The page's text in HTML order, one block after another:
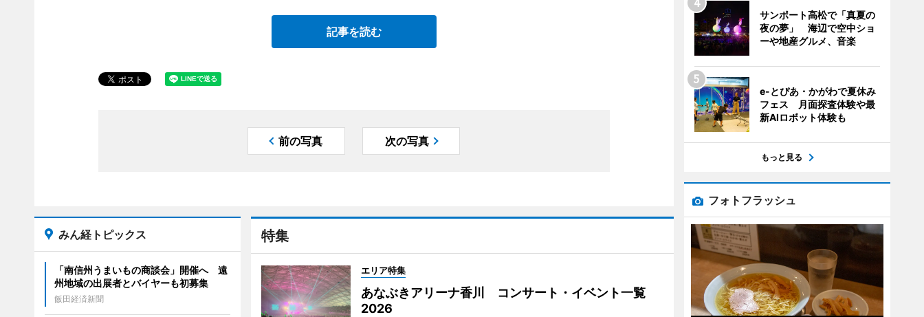
記事を読む
前の写真 次の写真
特集
エリア特集
あなぶきアリーナ香川 コンサート・イベント一覧
2026
みん経トピックス
「南信州うまいもの商談会」開催へ 遠
州地域の出展者とバイヤーも初募集
飯田経済新聞
サンポート高松で「真夏の
夜の夢」 海辺で空中ショ
ーや地産グルメ、音楽
e-とぴあ・かがわで夏休み
フェス 月面探査体験や最
新AIロボット体験も
もっと見る
フォトフラッシュ